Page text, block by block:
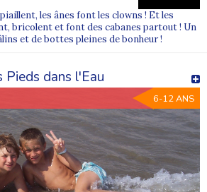
mais l’envie et le rythme des enfants
colonies multi-activités ?
vacances d’été.
multi-activités Supernova Juniors ?
de noscolonies de vacances
sur notre site et choisir le séjour
les ânes font les clowns ! Et les
bricolent et font des cabanes partout ! Un
et de bottes pleines de bonheur !
Pieds dans l'Eau
6-12 ANS